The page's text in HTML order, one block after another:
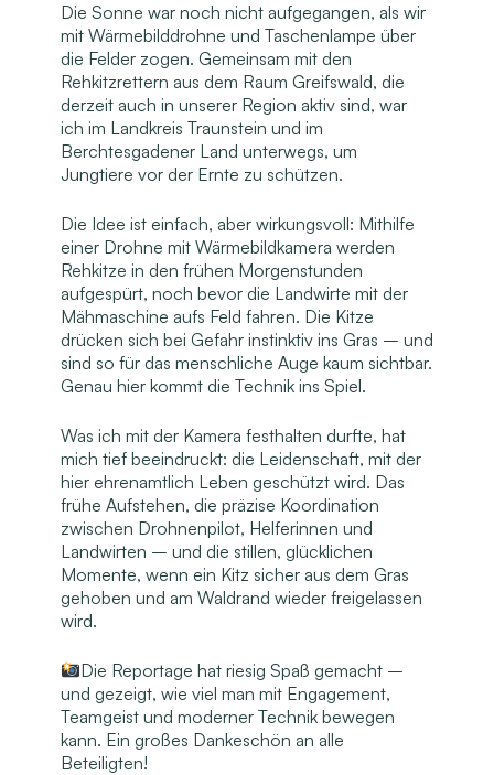
Die Sonne war noch nicht aufgegangen, als wir
mit Wärmebilddrohne und Taschenlampe über
die Felder zogen. Gemeinsam mit den
Rehkitzrettern aus dem Raum Greifswald, die
derzeit auch in unserer Region aktiv sind, war
ich im Landkreis Traunstein und im
Berchtesgadener Land unterwegs, um
Jungtiere vor der Ernte zu schützen.
Die Idee ist einfach, aber wirkungsvoll: Mithilfe
einer Drohne mit Wärmebildkamera werden
Rehkitze in den frühen Morgenstunden
aufgespürt, noch bevor die Landwirte mit der
Mähmaschine aufs Feld fahren. Die Kitze
drücken sich bei Gefahr instinktiv ins Gras – und
sind so für das menschliche Auge kaum sichtbar.
Genau hier kommt die Technik ins Spiel.
Was ich mit der Kamera festhalten durfte, hat
mich tief beeindruckt: die Leidenschaft, mit der
hier ehrenamtlich Leben geschützt wird. Das
frühe Aufstehen, die präzise Koordination
zwischen Drohnenpilot, Helferinnen und
Landwirten – und die stillen, glücklichen
Momente, wenn ein Kitz sicher aus dem Gras
gehoben und am Waldrand wieder freigelassen
wird.
Die Reportage hat riesig Spaß gemacht –
und gezeigt, wie viel man mit Engagement,
Teamgeist und moderner Technik bewegen
kann. Ein großes Dankeschön an alle
Beteiligten!